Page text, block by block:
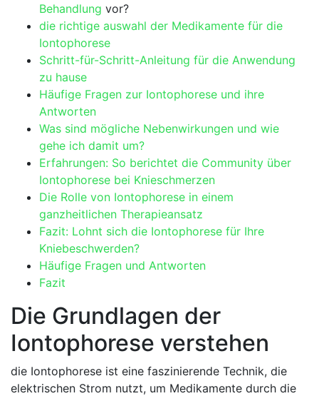
Behandlung vor?
die⁢ richtige auswahl der Medikamente‍ für die
Iontophorese
Schritt-für-Schritt-Anleitung für die Anwendung
zu hause
Häufige Fragen zur Iontophorese und ihre
Antworten
Was sind mögliche Nebenwirkungen und⁢ wie
gehe ich damit um?
Erfahrungen: So berichtet die Community über
‍Iontophorese bei ⁤Knieschmerzen
Die Rolle von Iontophorese in einem
ganzheitlichen Therapieansatz
Fazit: ‌Lohnt sich⁤ die Iontophorese für Ihre
Kniebeschwerden?
Häufige Fragen und Antworten
Fazit
Die Grundlagen der
⁤Iontophorese verstehen
die Iontophorese ist eine faszinierende Technik, die
⁣elektrischen Strom⁢ nutzt, ‌um ‌Medikamente durch die